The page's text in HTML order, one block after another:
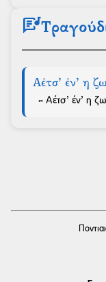
lyrics
Αέτσ’ έν’ η
- Αέτσ’ έν’ η